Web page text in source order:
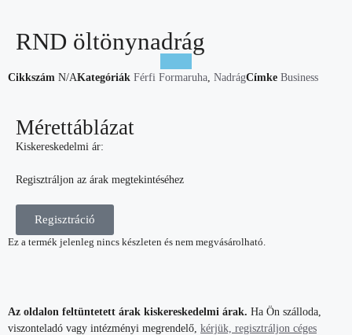
RND öltönynadrág
Cikkszám N/AKategóriák Férfi Formaruha, NadrágCímke Business
Mérettáblázat
Kiskereskedelmi ár:
Regisztráljon az árak megtekintéséhez
Regisztráció
Ez a termék jelenleg nincs készleten és nem megvásárolható.
Az oldalon feltüntetett árak kiskereskedelmi árak. Ha Ön szálloda,
viszonteladó vagy intézményi megrendelő, kérjük, regisztráljon céges